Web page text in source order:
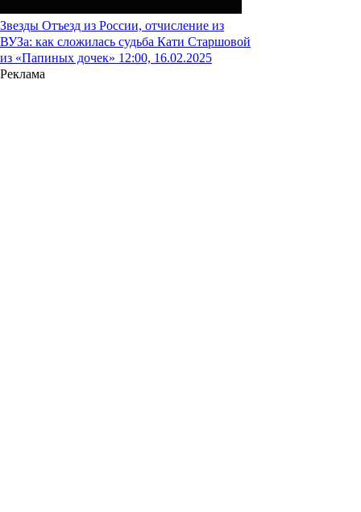
Звезды Отъезд из России, отчисление из
ВУЗа: как сложилась судьба Кати Старшовой
из «Папиных дочек» 12:00, 16.02.2025
Реклама